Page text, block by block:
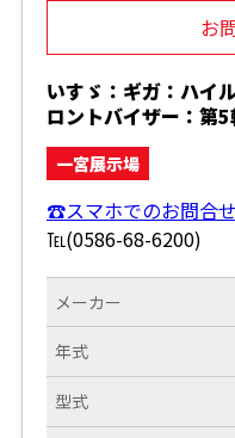
お
いすゞ：ギガ：ハイ
ロントバイザー：第
一宮展示場
☎スマホでのお問合
℡(0586-68-6200)
メーカー
年式
型式